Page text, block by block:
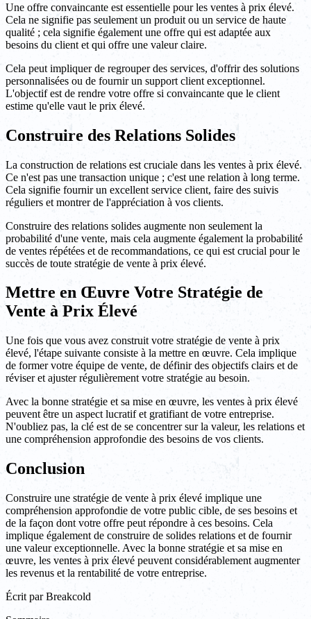
Une offre convaincante est essentielle pour les ventes à prix élevé.
Cela ne signifie pas seulement un produit ou un service de haute
qualité ; cela signifie également une offre qui est adaptée aux
besoins du client et qui offre une valeur claire.
Cela peut impliquer de regrouper des services, d'offrir des solutions
personnalisées ou de fournir un support client exceptionnel.
L'objectif est de rendre votre offre si convaincante que le client
estime qu'elle vaut le prix élevé.
Construire des Relations Solides
La construction de relations est cruciale dans les ventes à prix élevé.
Ce n'est pas une transaction unique ; c'est une relation à long terme.
Cela signifie fournir un excellent service client, faire des suivis
réguliers et montrer de l'appréciation à vos clients.
Construire des relations solides augmente non seulement la
probabilité d'une vente, mais cela augmente également la probabilité
de ventes répétées et de recommandations, ce qui est crucial pour le
succès de toute stratégie de vente à prix élevé.
Mettre en Œuvre Votre Stratégie de
Vente à Prix Élevé
Une fois que vous avez construit votre stratégie de vente à prix
élevé, l'étape suivante consiste à la mettre en œuvre. Cela implique
de former votre équipe de vente, de définir des objectifs clairs et de
réviser et ajuster régulièrement votre stratégie au besoin.
Avec la bonne stratégie et sa mise en œuvre, les ventes à prix élevé
peuvent être un aspect lucratif et gratifiant de votre entreprise.
N'oubliez pas, la clé est de se concentrer sur la valeur, les relations et
une compréhension approfondie des besoins de vos clients.
Conclusion
Construire une stratégie de vente à prix élevé implique une
compréhension approfondie de votre public cible, de ses besoins et
de la façon dont votre offre peut répondre à ces besoins. Cela
implique également de construire de solides relations et de fournir
une valeur exceptionnelle. Avec la bonne stratégie et sa mise en
œuvre, les ventes à prix élevé peuvent considérablement augmenter
les revenus et la rentabilité de votre entreprise.
Écrit par Breakcold